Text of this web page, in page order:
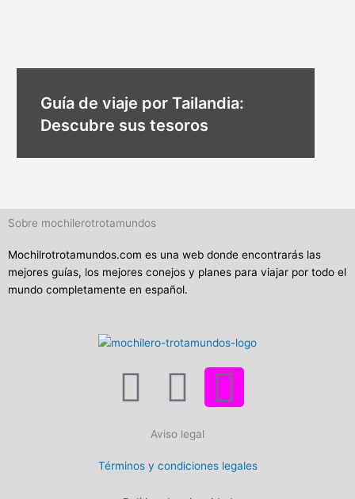
Guía de viaje por Tailandia:
Descubre sus tesoros
Sobre mochilerotrotamundos
Mochilrotrotamundos.com es una web donde encontrarás las
mejores guías, los mejores conejos y planes para viajar por todo el
mundo completamente en español.
F
a
c
T
w
i
I
s
Aviso legal
Términos y condiciones legales